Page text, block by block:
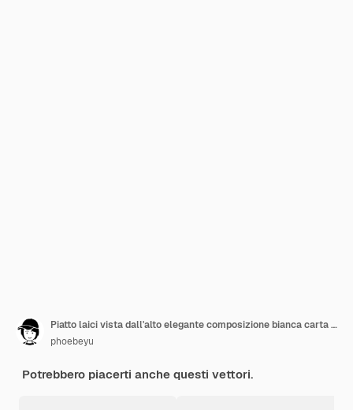
Piatto laici vista dall'alto elegante composizione bianca carta pigna tag e matita su sfondo di legno.
phoebeyu
Potrebbero piacerti anche questi vettori.